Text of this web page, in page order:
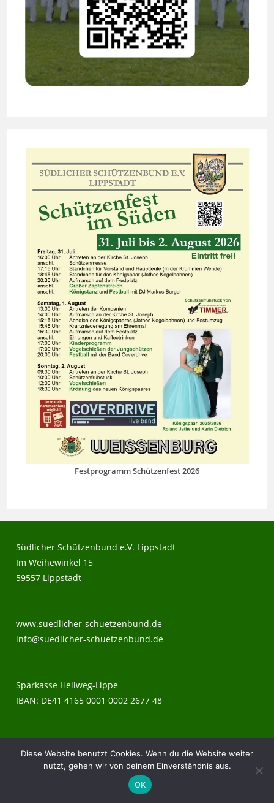
Festprogramm Schützenfest 2026
Südlicher Schützenbund e.V. Lippstadt
Im Weihewinkel 15
59557 Lippstadt
www.suedlicher-schuetzenbund.de
info@suedlicher-schuetzenbund.de
Sparkasse Hellweg-Lippe
IBAN: DE41 4165 0001 0002 2677 48
Diese Website benutzt Cookies. Wenn du die Website weiter
nutzt, gehen wir von deinem Einverständnis aus.
OK